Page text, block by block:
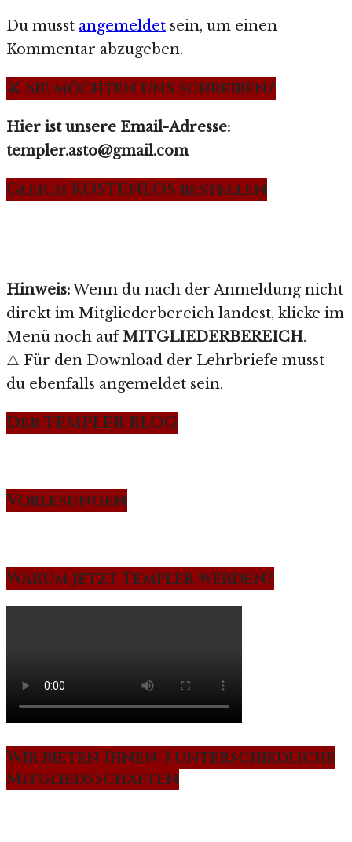
Du musst angemeldet sein, um einen
Kommentar abzugeben.
⚔️ Sie möchten uns schreiben?
Hier ist unsere Email-Adresse:
templer.asto@gmail.com
Gleich KOSTENLOS bestellen
Hinweis:Wenn du nach der Anmeldung nicht
direkt im Mitgliederbereich landest, klicke im
Menü noch aufMITGLIEDERBEREICH.
⚠️ Für den Download der Lehrbriefe musst
du ebenfalls angemeldet sein.
Der TEMPLER BLOG
Vorlesungen
Warum jetzt Templer werden?
Wir bieten Ihnen 3 unterschiedliche
Mitgliedsschaften